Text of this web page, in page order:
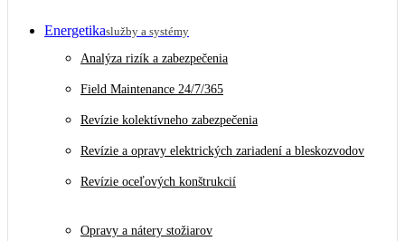
Energetikaslužby a systémy
Analýza rizík a zabezpečenia
Field Maintenance 24/7/365
Revízie kolektívneho zabezpečenia
Revízie a opravy elektrických zariadení a bleskozvodov
Revízie oceľových konštrukcií
Opravy a nátery stožiarov